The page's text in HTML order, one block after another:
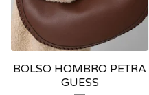
BOLSO HOMBRO PETRA
GUESS